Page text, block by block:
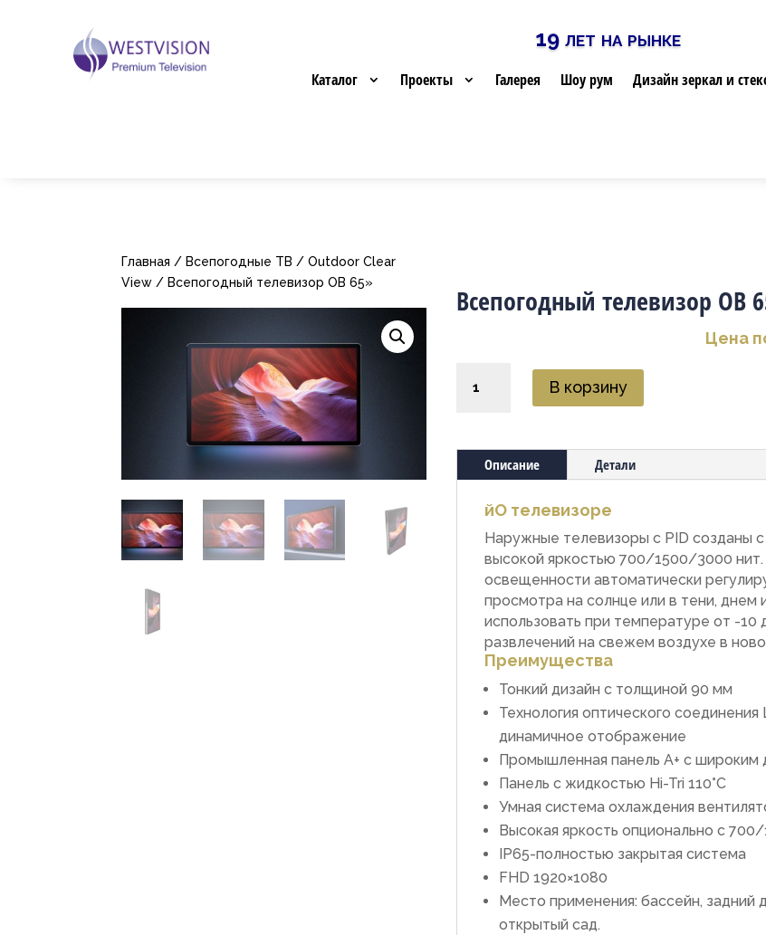
19 лет на рынке
Каталог Проекты Галерея Шоу рум Дизайн зеркал и
Главная / Всепогодные ТВ /Outdoor Clear
View / Всепогодный телевизор OB 65»
Всепогодный телевизор OB
Цена
Количество
товара
OB
65''
В корзину
Описание Детали
йО телевизоре
Наружные телевизоры с PID созданы с
высокой яркостью 700/1500/3000
освещенности автоматически
просмотра на солнце или в тени,
использовать при температуре от -10
развлечений на свежем воздухе в
Преимущества
Тонкий дизайн с толщиной 90 мм
Технология оптического
динамичное отображение
Промышленная панель A+ с широким
Панель с жидкостью Hi-Tri 110°C
Умная система охлаждения
Высокая яркость опционально с
IP65-полностью закрытая система
FHD 1920×1080
Место применения: бассейн, задний
открытый сад.